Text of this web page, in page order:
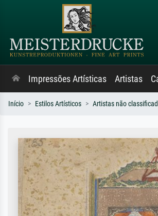
Impressões Artísticas Artistas
Início Estilos Artísticos Artistas não